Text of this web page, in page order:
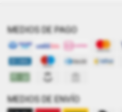
MEDIOS DE PAGO
MEDIOS DE ENVÍO